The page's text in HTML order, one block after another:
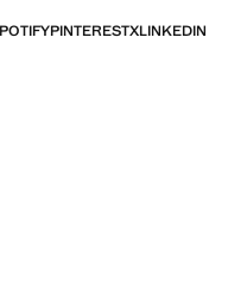
PINTERESTXLINKEDIN